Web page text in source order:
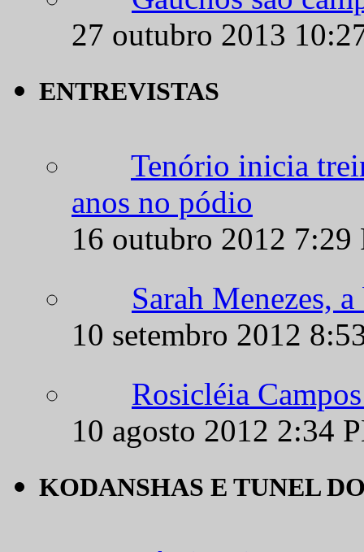
ENTREVISTAS
Tenório inicia
16 outubro 2012
Sarah Menezes,
Rosicléia
KODANSHAS E TUNEL
Sérgio